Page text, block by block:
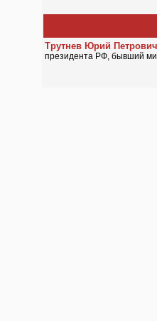
Трутнев Юрий Петрович
президента РФ, бывший